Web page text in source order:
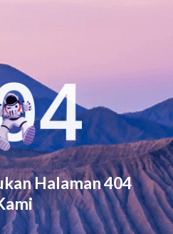
Halaman 404